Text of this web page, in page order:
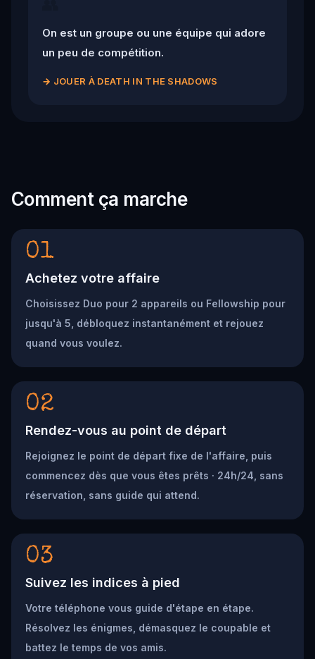
On est un groupe ou une équipe qui adore
un peu de compétition.
→ JOUER À DEATH IN THE SHADOWS
Comment ça marche
01
Achetez votre affaire
Choisissez Duo pour 2 appareils ou Fellowship pour
jusqu'à 5, débloquez instantanément et rejouez
quand vous voulez.
02
Rendez-vous au point de départ
Rejoignez le point de départ fixe de l'affaire, puis
commencez dès que vous êtes prêts · 24h/24, sans
réservation, sans guide qui attend.
03
Suivez les indices à pied
Votre téléphone vous guide d'étape en étape.
Résolvez les énigmes, démasquez le coupable et
battez le temps de vos amis.